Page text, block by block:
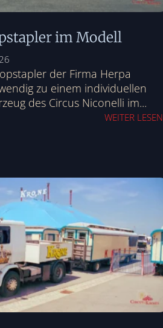
im Modell
der Firma Herpa
zu einem individuellen
des Circus Niconelli im...
WEITER LESEN